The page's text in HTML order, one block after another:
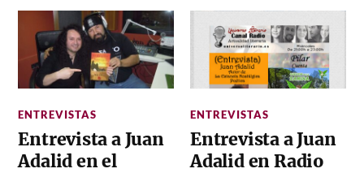
ENTREVISTAS
Entrevista a Juan
Adalid en el
ENTREVISTAS
Entrevista a Juan
Adalid en Radio